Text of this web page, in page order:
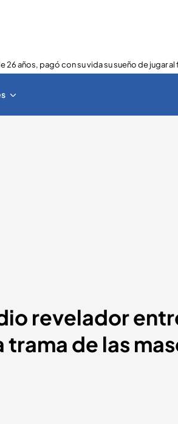
26 años, pagó con su vida su sueño de jugar
revelador
trama de las